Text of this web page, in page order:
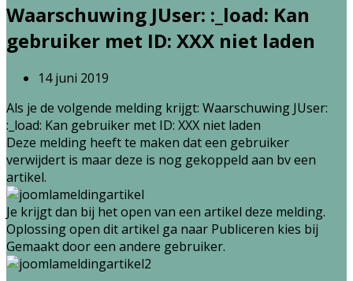
Waarschuwing JUser: :_load: Kan
gebruiker met ID: XXX niet laden
14 juni 2019
Als je de volgende melding krijgt: Waarschuwing JUser:
:_load: Kan gebruiker met ID: XXX niet laden
Deze melding heeft te maken dat een gebruiker
verwijdert is maar deze is nog gekoppeld aan bv een
artikel.
Je krijgt dan bij het open van een artikel deze melding.
Oplossing open dit artikel ga naar Publiceren kies bij
Gemaakt door een andere gebruiker.